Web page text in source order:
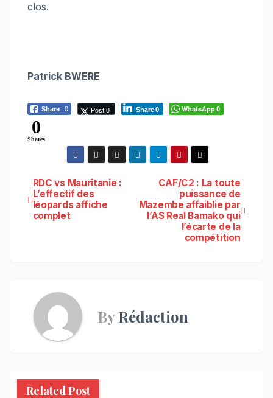
clos.
Patrick BWERE
Share 0 Post 0 Share0 WhatsApp0
0
Shares
Navigation
de
CAF/C2 : La toute
puissance de
Mazembe affaiblie par
l’AS Real Bamako qui
l’écarte de la
compétition
RDC vs Mauritanie :
L’effectif des
léopards affiche
complet
ByRédaction
Related Post